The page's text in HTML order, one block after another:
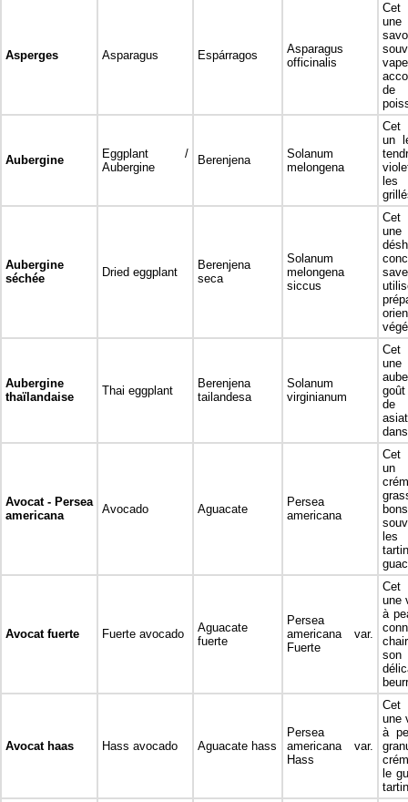
Asperges Asparagus Espárragos
Asparagus
officinalis
Cet
une
de
Aubergine
Eggplant /
Aubergine
Berenjena
Solanum
melongena
Cet
un
les
Aubergine
séchée
Dried eggplant
Berenjena
seca
Solanum
melongena
siccus
Cet
Aubergine
thaïlandaise
Thai eggplant
Berenjena
tailandesa
Solanum
virginianum
Cet
de
Avocat - Persea
americana
Avocado Aguacate
Persea
americana
Cet
un
Avocat fuerte Fuerte avocado
Aguacate
fuerte
Persea
americana var.
Fuerte
Cet
une
à
Avocat haas Hass avocado Aguacate hass
Persea
americana var.
Hass
Cet
une
à
le